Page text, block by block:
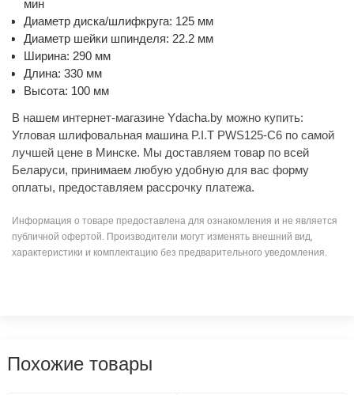
мин
Диаметр диска/шлифкруга: 125 мм
Диаметр шейки шпинделя: 22.2 мм
Ширина: 290 мм
Длина: 330 мм
Высота: 100 мм
В нашем интернет-магазине Ydacha.by можно купить:
Угловая шлифовальная машина P.I.T PWS125-C6 по самой
лучшей цене в Минске. Мы доставляем товар по всей
Беларуси, принимаем любую удобную для вас форму
оплаты, предоставляем рассрочку платежа.
Информация о товаре предоставлена для ознакомления и не является
публичной офертой. Производители могут изменять внешний вид,
характеристики и комплектацию без предварительного уведомления.
Похожие товары